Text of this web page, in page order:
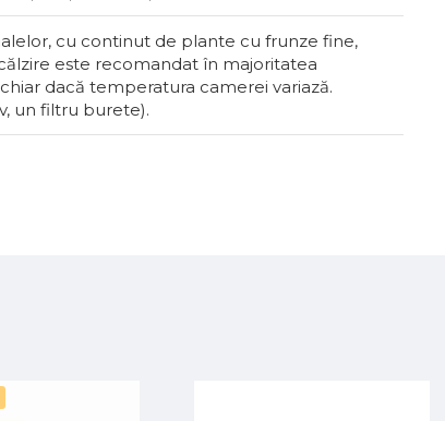
cu continut de plante cu frunze fine,
este recomandat în majoritatea
dacă temperatura camerei variază.
un filtru burete).
aripioa..
270 MDLFără TVA:270 MDL